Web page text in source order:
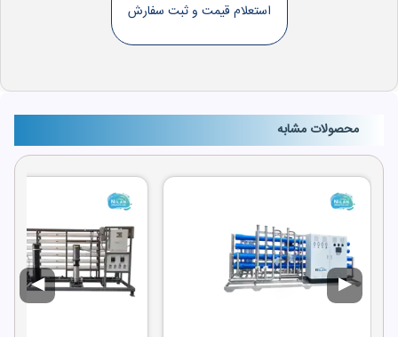
استعلام قیمت و ثبت سفارش
محصولات مشابه
▶
◀